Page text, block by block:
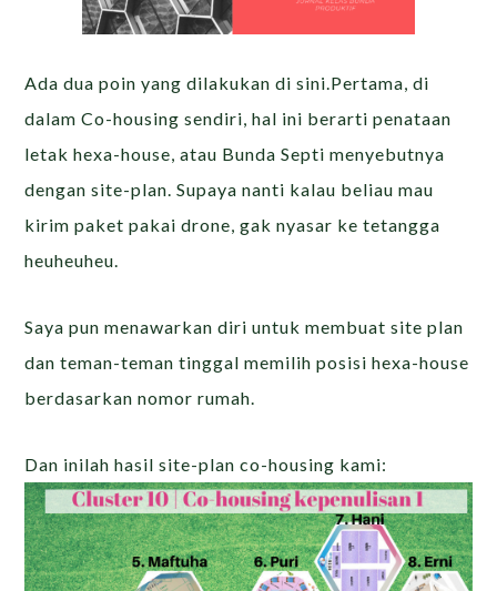
Ada dua poin yang dilakukan di sini.Pertama, di
dalam Co-housing sendiri, hal ini berarti penataan
letak hexa-house, atau Bunda Septi menyebutnya
dengan site-plan. Supaya nanti kalau beliau mau
kirim paket pakai drone, gak nyasar ke tetangga
heuheuheu.
Saya pun menawarkan diri untuk membuat site plan
dan teman-teman tinggal memilih posisi hexa-house
berdasarkan nomor rumah.
Dan inilah hasil site-plan co-housing kami: